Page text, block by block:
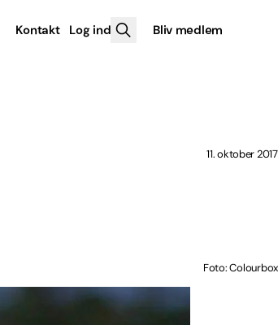
Kontakt Log ind Bliv medlem
11. oktober 2017
Foto: Colourbox